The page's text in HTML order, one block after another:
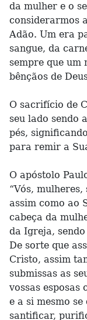
da mulher e o
considerarmos
Adão. Um era
sangue, da
sempre que um
bênçãos de
O sacrifício de
seu lado sendo
pés,
para remir a
O apóstolo
“Vós,
assim como ao
cabeça da
da Igreja,
De sorte que
Cristo, assim
submissas as
vossas
e a si mesmo
santificar,